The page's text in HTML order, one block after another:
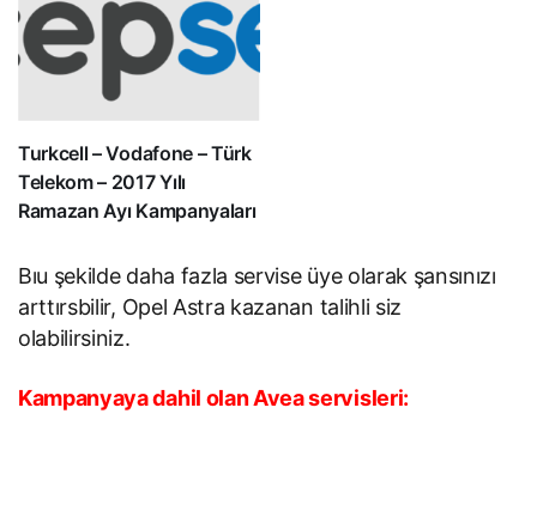
Turkcell – Vodafone – Türk
Telekom – 2017 Yılı
Ramazan Ayı Kampanyaları
Bıu şekilde daha fazla servise üye olarak şansınızı
arttırsbilir, Opel Astra kazanan talihli siz
olabilirsiniz.
Kampanyaya dahil olan Avea servisleri: